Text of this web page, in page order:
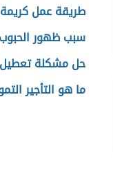
طريقة عمل كريمة
سبب ظهور
حل مشكلة
ما هو التأجير